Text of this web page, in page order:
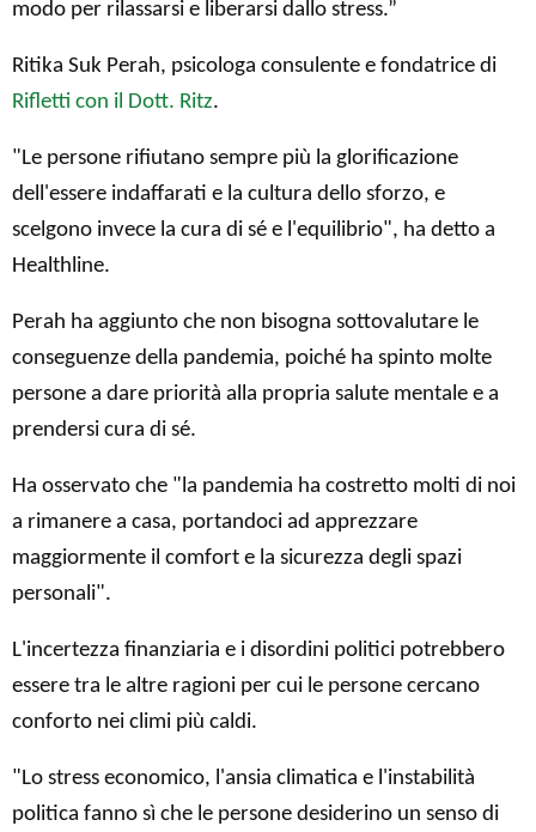
modo per rilassarsi e liberarsi dallo stress.”
Ritika Suk Perah, psicologa consulente e fondatrice di
Rifletti con il Dott. Ritz.
"Le persone rifiutano sempre più la glorificazione
dell'essere indaffarati e la cultura dello sforzo, e
scelgono invece la cura di sé e l'equilibrio", ha detto a
Healthline.
Perah ha aggiunto che non bisogna sottovalutare le
conseguenze della pandemia, poiché ha spinto molte
persone a dare priorità alla propria salute mentale e a
prendersi cura di sé.
Ha osservato che "la pandemia ha costretto molti di noi
a rimanere a casa, portandoci ad apprezzare
maggiormente il comfort e la sicurezza degli spazi
personali".
L'incertezza finanziaria e i disordini politici potrebbero
essere tra le altre ragioni per cui le persone cercano
conforto nei climi più caldi.
"Lo stress economico, l'ansia climatica e l'instabilità
politica fanno sì che le persone desiderino un senso di